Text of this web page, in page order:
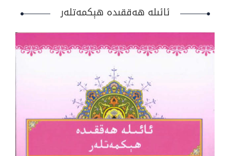
ئائىلە ھەققىدە ھېكمەتلەر